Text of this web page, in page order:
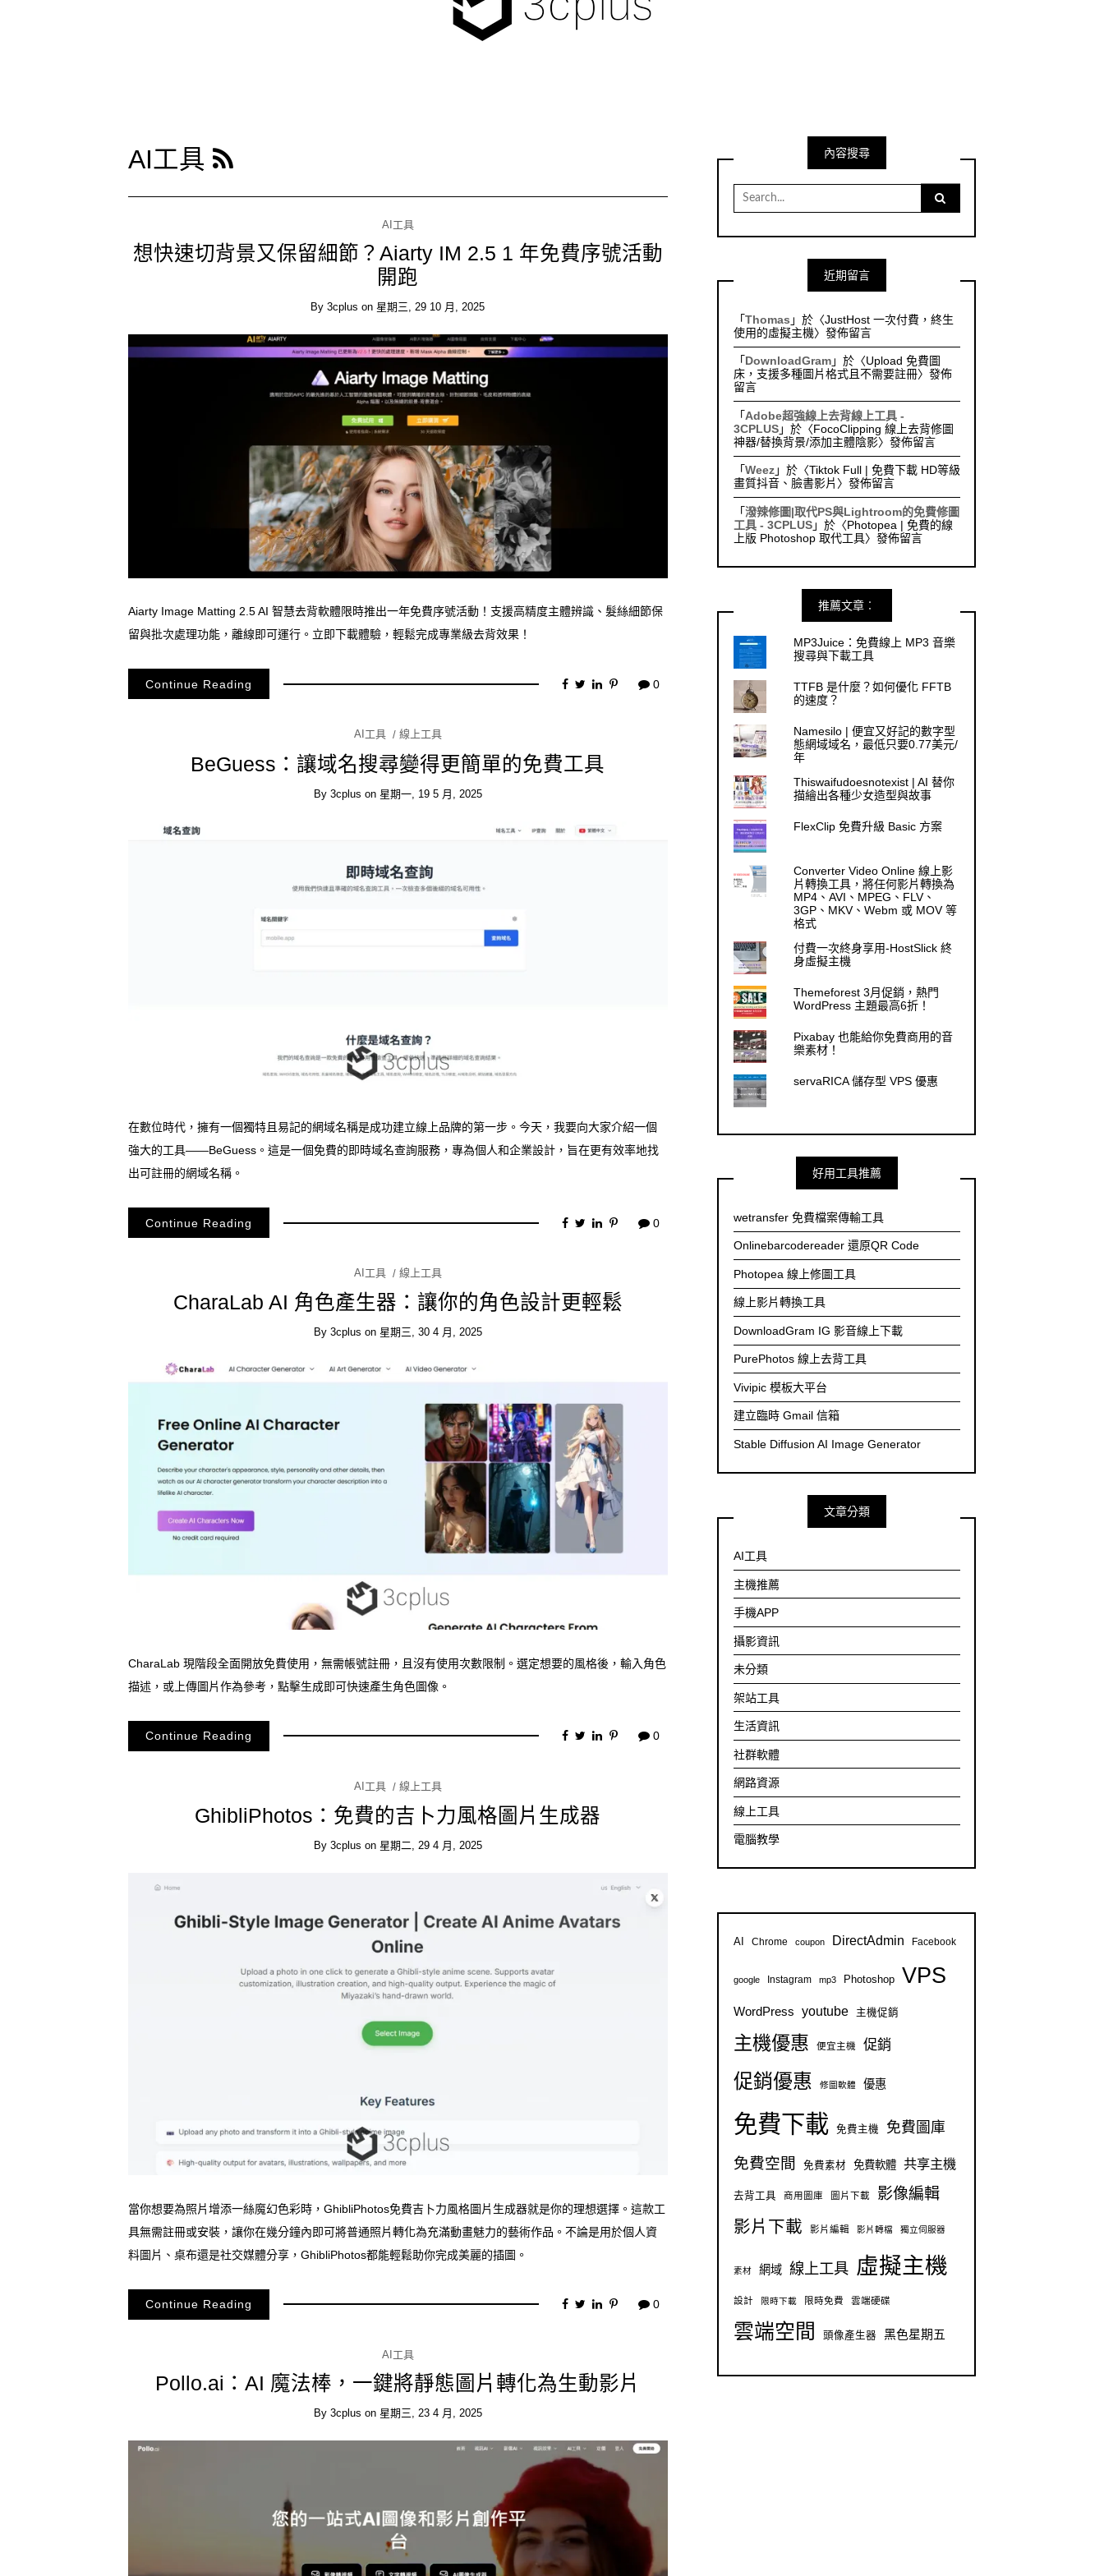
AI工具
AI工具
想快速切背景又保留細節？Aiarty IM 2.5 1 年免費序號活動
開跑
By3cplus on星期三, 29 10 月, 2025
Aiarty Image Matting 2.5 AI 智慧去背軟體限時推出一年免費序號活動！支援高精度主體辨識、髮絲細節保
留與批次處理功能，離線即可運行。立即下載體驗，輕鬆完成專業級去背效果！
Continue Reading 0
AI工具 線上工具
BeGuess：讓域名搜尋變得更簡單的免費工具
By 3cplus on 星期一, 19 5 月, 2025
在數位時代，擁有一個獨特且易記的網域名稱是成功建立線上品牌的第一步。今天，我要向大家介紹一個
強大的工具——BeGuess。這是一個免費的即時域名查詢服務，專為個人和企業設計，旨在更有效率地找
出可註冊的網域名稱。
Continue Reading 0
AI工具 線上工具
CharaLab AI 角色產生器：讓你的角色設計更輕鬆
By 3cplus on 星期三, 30 4 月, 2025
CharaLab 現階段全面開放免費使用，無需帳號註冊，且沒有使用次數限制。選定想要的風格後，輸入角色
描述，或上傳圖片作為參考，點擊生成即可快速產生角色圖像。
Continue Reading 0
AI工具 線上工具
GhibliPhotos：免費的吉卜力風格圖片生成器
By 3cplus on 星期二, 29 4 月, 2025
當你想要為照片增添一絲魔幻色彩時，GhibliPhotos免費吉卜力風格圖片生成器就是你的理想選擇。這款工
具無需註冊或安裝，讓你在幾分鐘內即可將普通照片轉化為充滿動畫魅力的藝術作品。不論是用於個人資
料圖片、桌布還是社交媒體分享，GhibliPhotos都能輕鬆助你完成美麗的插圖。
Continue Reading 0
AI工具
Pollo.ai：AI 魔法棒，一鍵將靜態圖片轉化為生動影片
By 3cplus on 星期三, 23 4 月, 2025
內容搜尋
Search
for:
近期留言
「Thomas 」於〈JustHost 一次付費，終生
使用的虛擬主機〉發佈留言
「 DownloadGram」於〈Upload 免費圖
床，支援多種圖片格式且不需要註冊〉發佈
留言
「 Adobe超強線上去背線上工具 -
3CPLUS」於〈FocoClipping 線上去背修圖
神器/替換背景/添加主體陰影〉發佈留言
「Weez」於〈Tiktok Full | 免費下載 HD等級
畫質抖音、臉書影片 〉發佈留言
「潑辣修圖|取代PS與Lightroom的免費修圖
工具 - 3CPLUS」於〈Photopea | 免費的線
上版 Photoshop 取代工具〉發佈留言
推薦文章︰
MP3Juice：免費線上 MP3 音樂
搜尋與下載工具
TTFB 是什麼？如何優化 FFTB
的速度？
Namesilo | 便宜又好記的數字型
態網域域名，最低只要0.77美元/
年
Thiswaifudoesnotexist | AI 替你
描繪出各種少女造型與故事
FlexClip 免費升級 Basic 方案
Converter Video Online 線上影
片轉換工具，將任何影片轉換為
MP4、AVI、MPEG、FLV、
3GP、MKV、Webm 或 MOV 等
格式
付費一次終身享用-HostSlick 終
身虛擬主機
Themeforest 3月促銷，熱門
WordPress 主題最高6折！
Pixabay 也能給你免費商用的音
樂素材！
servaRICA 儲存型 VPS 優惠
好用工具推薦
wetransfer 免費檔案傳輸工具
Onlinebarcodereader 還原QR Code
Photopea 線上修圖工具
線上影片轉換工具
DownloadGram IG 影音線上下載
PurePhotos 線上去背工具
Vivipic 模板大平台
建立臨時 Gmail 信箱
Stable Diffusion AI Image Generator
文章分類
AI工具
主機推薦
手機APP
攝影資訊
未分類
架站工具
生活資訊
社群軟體
網路資源
線上工具
電腦教學
AI Chrome coupon DirectAdmin Facebook
google Instagram mp3 Photoshop VPS
WordPress youtube 主機促銷
主機優惠 便宜主機 促銷
促銷優惠 修圖軟體 優惠
免費下載 免費主機 免費圖庫
免費空間 免費素材 免費軟體 共享主機
去背工具 商用圖庫 圖片下載 影像編輯
影片下載 影片編輯 影片轉檔 獨立伺服器
素材 網域 線上工具 虛擬主機
設計 限時下載 限時免費 雲端硬碟
雲端空間 頭像產生器 黑色星期五